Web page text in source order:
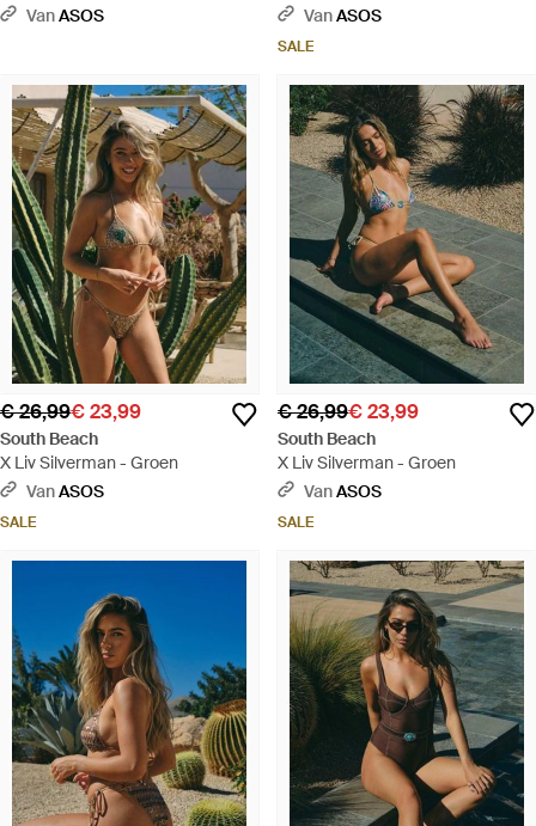
VanASOS
VanASOS
SALE
€ 26,99€ 23,99
South Beach
X Liv Silverman - Groen
VanASOS
SALE
€ 26,99€ 23,99
South Beach
X Liv Silverman - Groen
VanASOS
SALE